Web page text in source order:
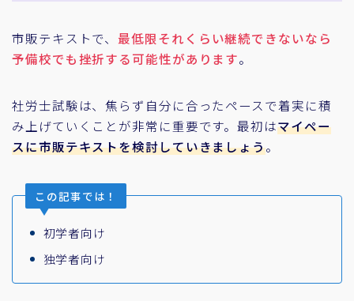
市販テキストで、最低限それくらい継続できないなら
予備校でも挫折する可能性があります。
社労士試験は、焦らず自分に合ったペースで着実に積
み上げていくことが非常に重要です。最初はマイペー
スに市販テキストを検討していきましょう。
この記事では！
初学者向け
独学者向け